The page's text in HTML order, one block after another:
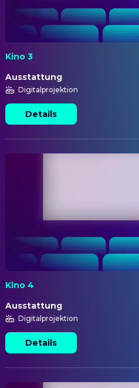
Kino 3
Ausstattung
Digitalprojektion
Details
Kino 4
Ausstattung
Digitalprojektion
Details